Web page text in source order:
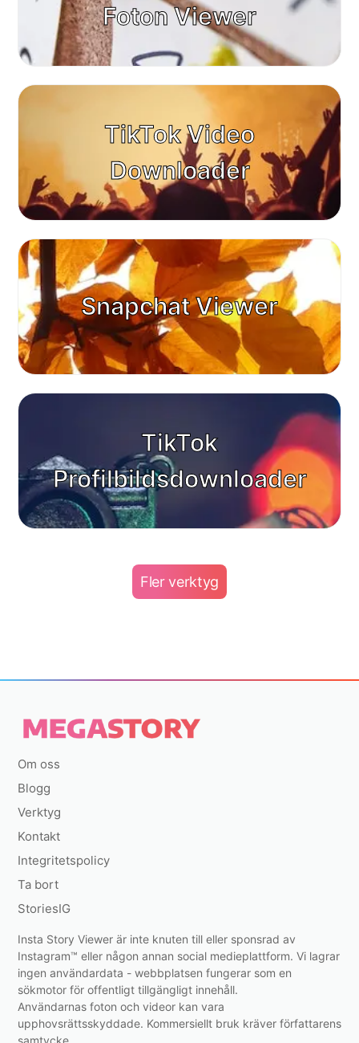
Foton Viewer
TikTok Video
Downloader
Snapchat Viewer
TikTok
Profilbildsdownloader
Fler verktyg
Om oss
Blogg
Verktyg
Kontakt
Integritetspolicy
Ta bort
StoriesIG
Insta Story Viewer är inte knuten till eller sponsrad av
Instagram™ eller någon annan social medieplattform. Vi lagrar
ingen användardata - webbplatsen fungerar som en
sökmotor för offentligt tillgängligt innehåll.
Användarnas foton och videor kan vara
upphovsrättsskyddade. Kommersiellt bruk kräver författarens
samtycke.